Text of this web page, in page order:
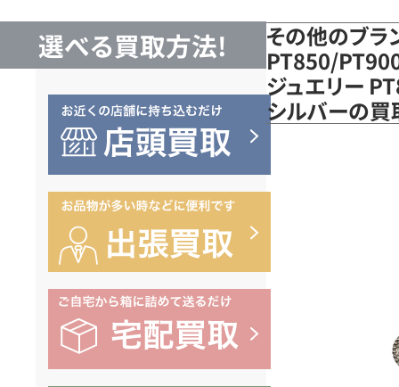
選べる買取方法!
その他のブラ
PT850/
ジュエリー
シルバーの